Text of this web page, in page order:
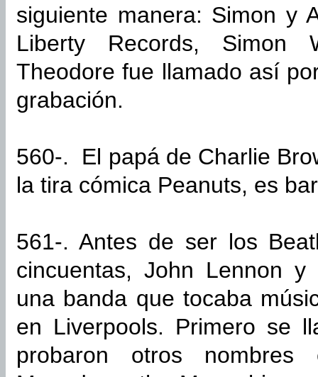
siguiente manera: Simon y
Liberty Records, Simon
Theodore fue llamado así
grabación.
560-. El papá de Charlie
la tira cómica Peanuts, es
561-. Antes de ser los
cincuentas, John Lennon
una banda que tocaba
en Liverpools. Primero se
probaron otros